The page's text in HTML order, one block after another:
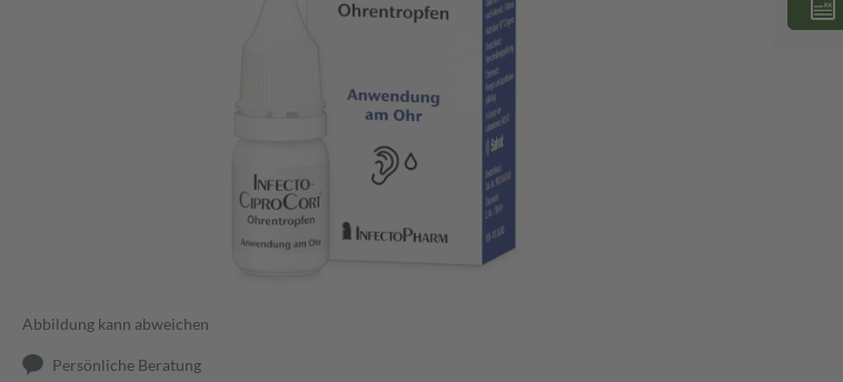
Abbildung kann abweichen
Persönliche Beratung